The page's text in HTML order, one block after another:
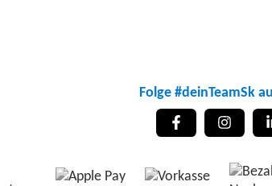
Folge #deinTeamSk